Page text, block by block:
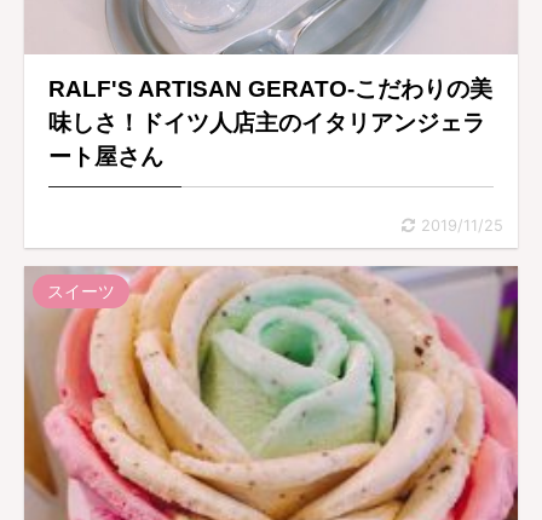
RALF'S ARTISAN GERATO-こだわりの美
味しさ！ドイツ人店主のイタリアンジェラ
ート屋さん
2019/11/25
スイーツ